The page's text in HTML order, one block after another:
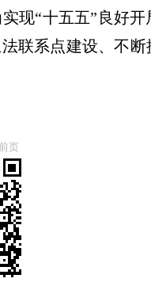
现“十五五”良好
联系点建设、不
页